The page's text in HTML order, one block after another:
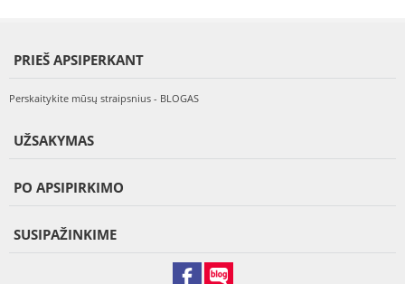
PRIEŠ APSIPERKANT
Perskaitykite mūsų straipsnius - BLOGAS
UŽSAKYMAS
PO APSIPIRKIMO
SUSIPAŽINKIME